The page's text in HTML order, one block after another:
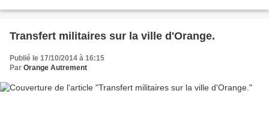
Transfert militaires sur la ville d'Orange.
Publié le 17/10/2014 à 16:15
Par Orange Autrement